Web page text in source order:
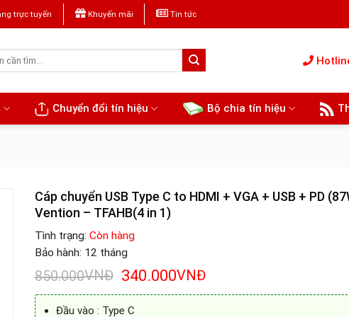
trực tuyến Khuyến mãi Tin tức
Chuyển đổi tín hiệu Bộ chia tín hiệu
Cáp chuyển USB Type C to HDMI + VGA + USB + PD
Vention – TFAHB(4 in 1)
Tình trạng: Còn hàng
Bảo hành: 12 tháng
850.000VNĐ Giá
là:
340.000VNĐGiá
Đầu vào : Type C